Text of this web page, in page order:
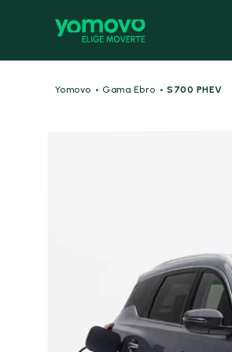
Yomovo · Gama Ebro · S700 PHEV